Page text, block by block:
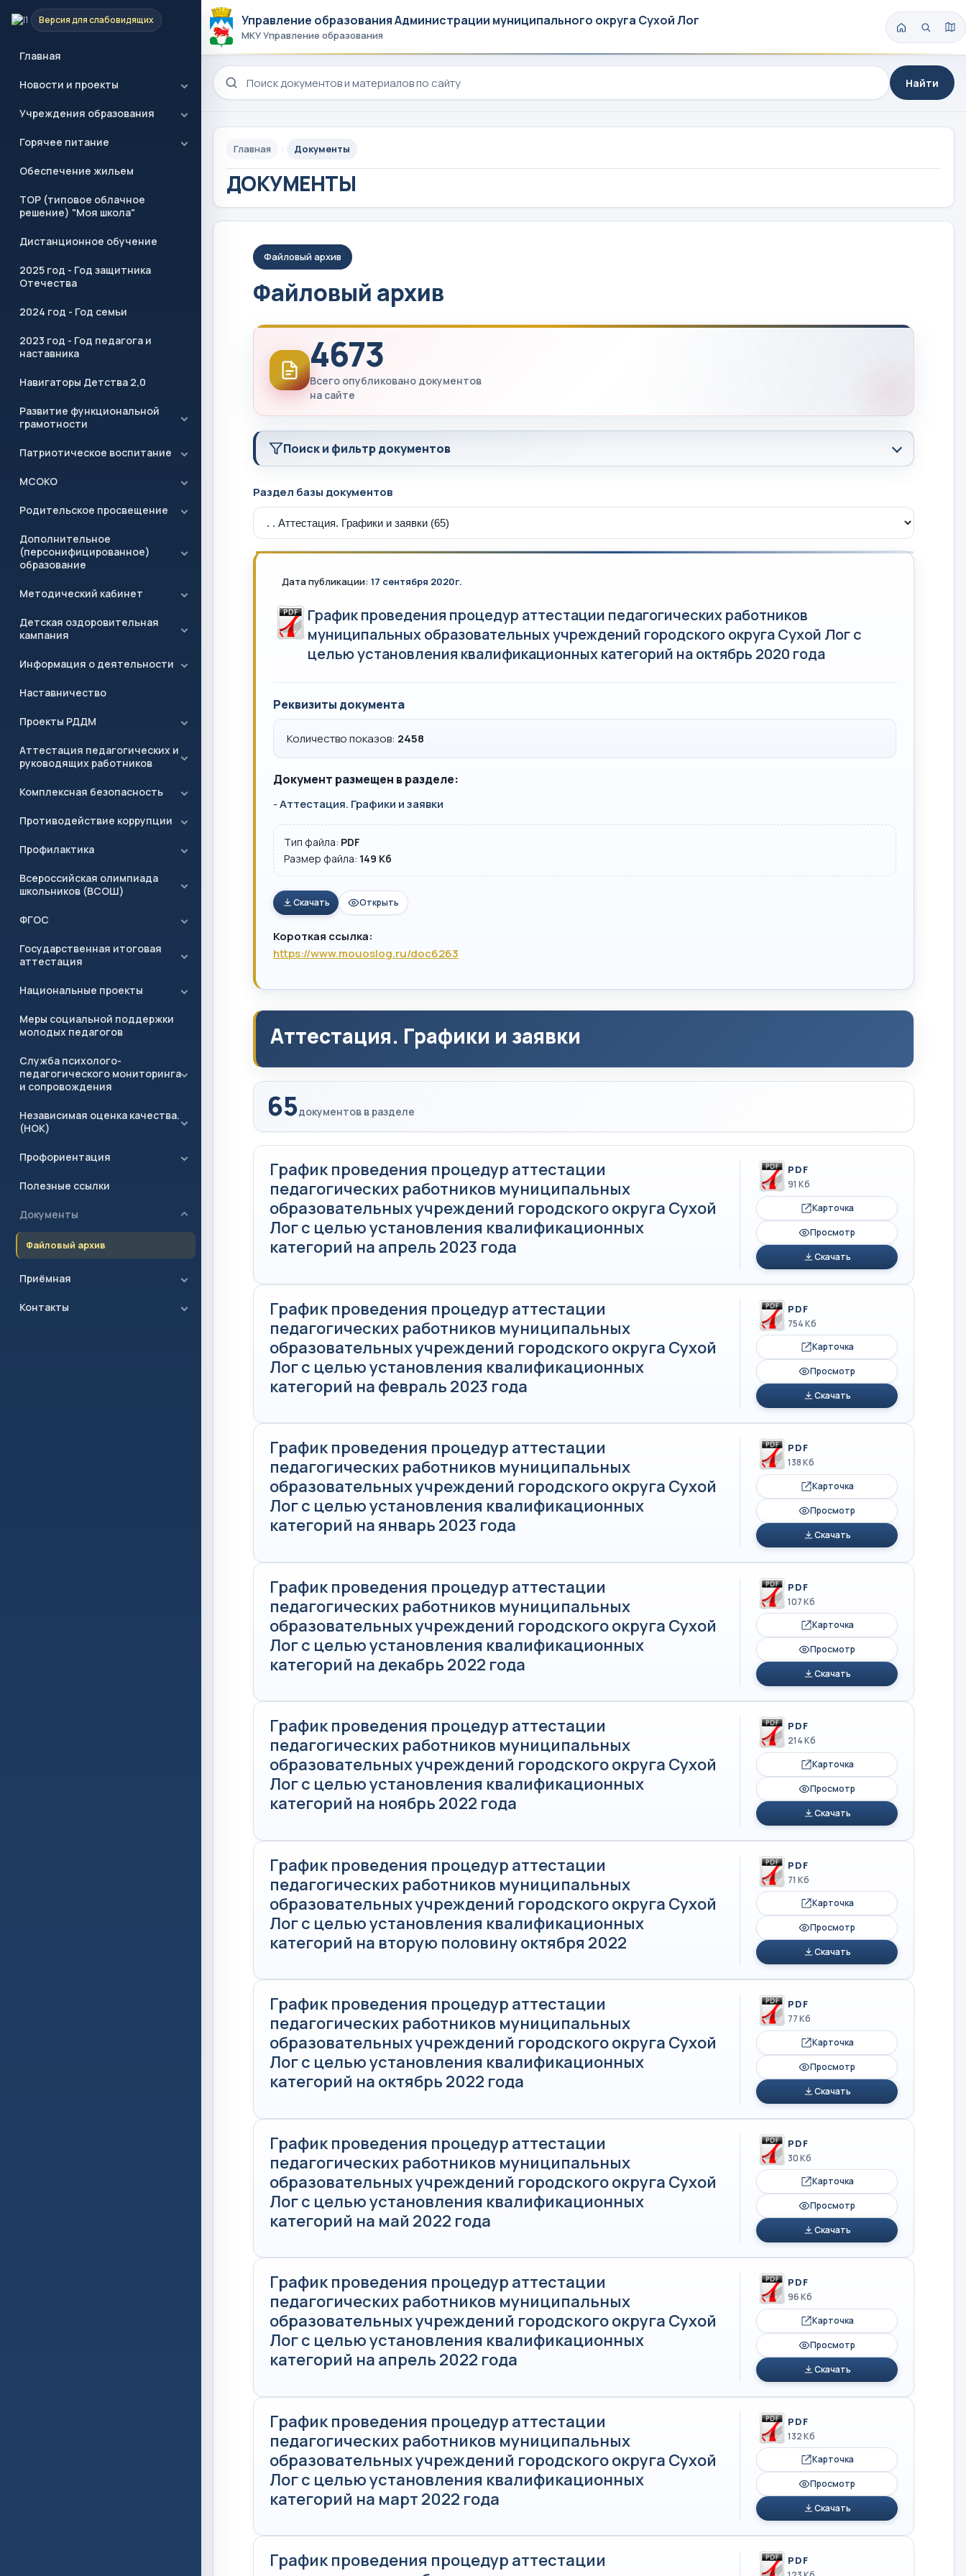
Версия для слабовидящих
Главная
Новости и проекты
Учреждения образования
Горячее питание
Обеспечение жильем
ТОР (типовое облачное
решение) "Моя школа"
Дистанционное обучение
2025 год - Год защитника
Отечества
2024 год - Год семьи
2023 год - Год педагога и
наставника
Навигаторы Детства 2,0
Развитие функциональной
грамотности
Патриотическое воспитание
МСОКО
Родительское просвещение
Дополнительное
(персонифицированное)
образование
Методический кабинет
Детская оздоровительная
кампания
Информация о деятельности
Наставничество
Проекты РДДМ
Аттестация педагогических и
руководящих работников
Комплексная безопасность
Противодействие коррупции
Профилактика
Всероссийская олимпиада
школьников (ВСОШ)
ФГОС
Государственная итоговая
аттестация
Национальные проекты
Меры социальной поддержки
молодых педагогов
Служба психолого-
педагогического мониторинга
и сопровождения
Независимая оценка качества.
(НОК)
Профориентация
Полезные ссылки
Документы
Файловый архив
Приёмная
Контакты
Управление образования Администрации муниципального округа Сухой Лог
МКУ Управление образования
Поиск по сайту
Найти
Главная Документы
ДОКУМЕНТЫ
Файловый архив
Файловый архив
4673
Всего опубликовано документов
на сайте
Поиск и фильтр документов
Раздел базы документов
Дата публикации: 17 сентября 2020г.
График проведения процедур аттестации педагогических работников
муниципальных образовательных учреждений городского округа Сухой Лог с
целью установления квалификационных категорий на октябрь 2020 года
Реквизиты документа
Количество показов: 2458
Документ размещен в разделе:
-Аттестация. Графики и заявки
Тип файла: PDF
Размер файла: 149 Кб
Скачать Открыть
Короткая ссылка:
https://www.mouoslog.ru/doc6263
Аттестация. Графики и заявки
65документов в разделе
График проведения процедур аттестации
педагогических работников муниципальных
образовательных учреждений городского округа Сухой
Лог с целью установления квалификационных
категорий на апрель 2023 года
PDF
91 Кб
Карточка
Просмотр
Скачать
График проведения процедур аттестации
педагогических работников муниципальных
образовательных учреждений городского округа Сухой
Лог с целью установления квалификационных
категорий на февраль 2023 года
PDF
754 Кб
Карточка
Просмотр
Скачать
График проведения процедур аттестации
педагогических работников муниципальных
образовательных учреждений городского округа Сухой
Лог с целью установления квалификационных
категорий на январь 2023 года
PDF
138 Кб
Карточка
Просмотр
Скачать
График проведения процедур аттестации
педагогических работников муниципальных
образовательных учреждений городского округа Сухой
Лог с целью установления квалификационных
категорий на декабрь 2022 года
PDF
107 Кб
Карточка
Просмотр
Скачать
График проведения процедур аттестации
педагогических работников муниципальных
образовательных учреждений городского округа Сухой
Лог с целью установления квалификационных
категорий на ноябрь 2022 года
PDF
214 Кб
Карточка
Просмотр
Скачать
График проведения процедур аттестации
педагогических работников муниципальных
образовательных учреждений городского округа Сухой
Лог с целью установления квалификационных
категорий на вторую половину октября 2022
PDF
71 Кб
Карточка
Просмотр
Скачать
График проведения процедур аттестации
педагогических работников муниципальных
образовательных учреждений городского округа Сухой
Лог с целью установления квалификационных
категорий на октябрь 2022 года
PDF
77 Кб
Карточка
Просмотр
Скачать
График проведения процедур аттестации
педагогических работников муниципальных
образовательных учреждений городского округа Сухой
Лог с целью установления квалификационных
категорий на май 2022 года
PDF
30 Кб
Карточка
Просмотр
Скачать
График проведения процедур аттестации
педагогических работников муниципальных
образовательных учреждений городского округа Сухой
Лог с целью установления квалификационных
категорий на апрель 2022 года
PDF
96 Кб
Карточка
Просмотр
Скачать
График проведения процедур аттестации
педагогических работников муниципальных
образовательных учреждений городского округа Сухой
Лог с целью установления квалификационных
категорий на март 2022 года
PDF
132 Кб
Карточка
Просмотр
Скачать
График проведения процедур аттестации
PDF